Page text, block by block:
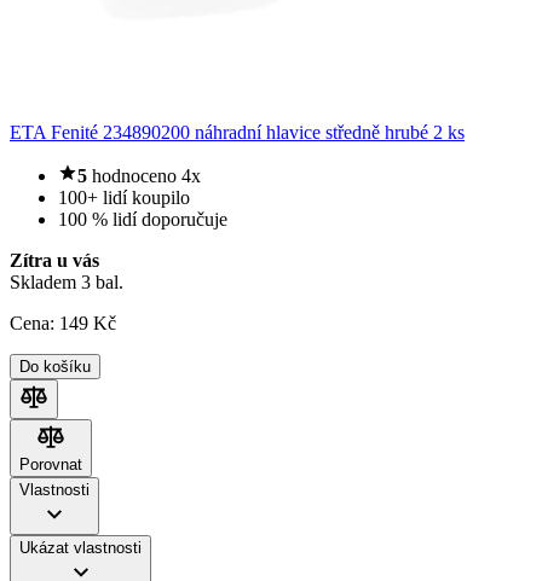
ETA Fenité 234890200 náhradní hlavice středně hrubé 2 ks
5 hodnoceno 4x
100+ lidí koupilo
100 % lidí doporučuje
Zítra u vás
Skladem 3 bal.
Cena: 149 Kč
Do košíku
Porovnat
Porovnat
Vlastnosti
Ukázat vlastnosti